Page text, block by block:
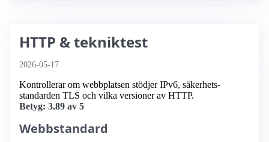
HTTP & tekniktest
2026-05-17
Kontrollerar om webbplatsen stödjer IPv6, säkerhets­
standarden TLS och vilka versioner av HTTP.
Betyg: 3.89 av 5
Webbstandard